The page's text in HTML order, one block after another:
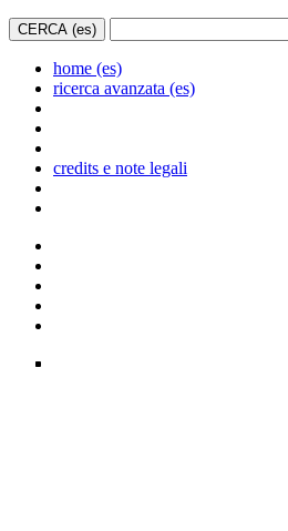
home (es)
ricerca avanzata (es)
credits e note legali